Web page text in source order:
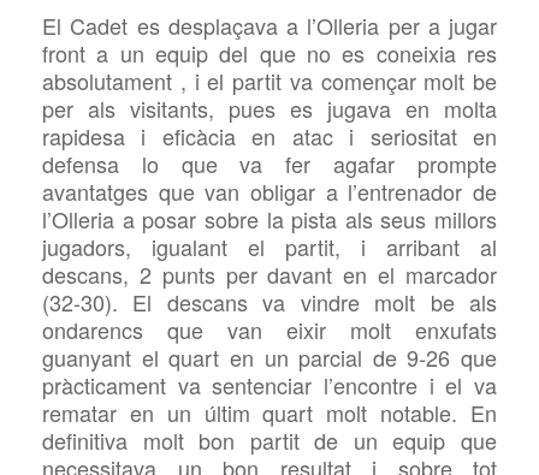
El Cadet es desplaçava a l’Olleria per a jugar
front a un equip del que no es coneixia res
absolutament , i el partit va començar molt be
per als visitants, pues es jugava en molta
rapidesa i eficàcia en atac i seriositat en
defensa lo que va fer agafar prompte
avantatges que van obligar a l’entrenador de
l’Olleria a posar sobre la pista als seus millors
jugadors, igualant el partit, i arribant al
descans, 2 punts per davant en el marcador
(32-30). El descans va vindre molt be als
ondarencs que van eixir molt enxufats
guanyant el quart en un parcial de 9-26 que
pràcticament va sentenciar l’encontre i el va
rematar en un últim quart molt notable. En
definitiva molt bon partit de un equip que
necessitava un bon resultat i sobre tot